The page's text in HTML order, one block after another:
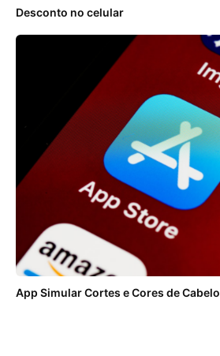
Desconto no celular
App Simular Cortes e Cores de Cabelo